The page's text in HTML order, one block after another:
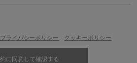
プライバシーポリシー クッキーポリシー